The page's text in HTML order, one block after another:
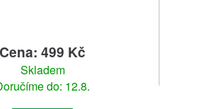
Cena: 499 Kč
Skladem
do: 12.8.